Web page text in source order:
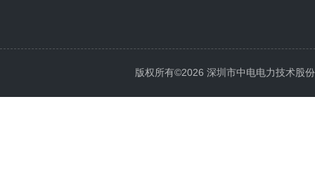
版权所有©2026 深圳市中电电力技术股